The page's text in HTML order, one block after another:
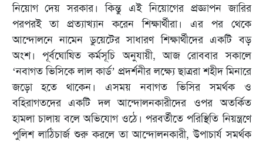
নিয়োগ দেয় সরকার। কিন্তু এই নিয়োগের প্রজ্ঞাপন জারির
পরপরই তা প্রত্যাখ্যান করেন শিক্ষার্থীরা। এর পর থেকে
আন্দোলনে নামেন ডুয়েটের সাধারণ শিক্ষার্থীদের একটি বড়
অংশ। পূর্বঘোষিত কর্মসূচি অনুযায়ী, আজ রোববার সকালে
‘নবাগত ভিসিকে লাল কার্ড’ প্রদর্শনীর লক্ষ্যে ছাত্ররা শহীদ মিনারে
জড়ো হতে থাকেন। এসময় নবাগত ভিসির সমর্থক ও
বহিরাগতদের একটি দল আন্দোলনকারীদের ওপর অতর্কিত
হামলা চালায় বলে অভিযোগ ওঠে। পরবর্তীতে পরিস্থিতি নিয়ন্ত্রণে
পুলিশ লাঠিচার্জ শুরু করলে তা আন্দোলনকারী, উপাচার্য সমর্থক